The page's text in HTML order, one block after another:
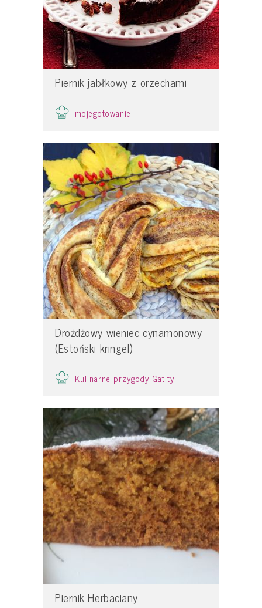
Piernik jabłkowy z orzechami
mojegotowanie
Drożdżowy wieniec cynamonowy
(Estoński kringel)
Kulinarne przygody Gatity
Piernik Herbaciany